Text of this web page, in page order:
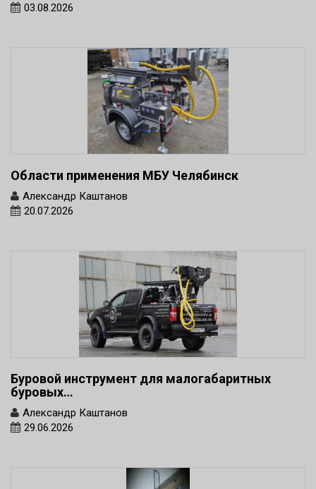
03.08.2026
Области применения МБУ Челябинск
Александр Каштанов
20.07.2026
Буровой инструмент для малогабаритных
буровых…
Александр Каштанов
29.06.2026